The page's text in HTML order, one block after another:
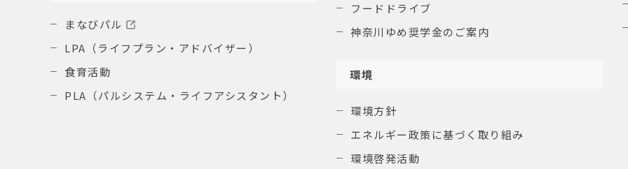
まなびパル
LPA（ライフプラン・アドバイザー）
食育活動
PLA（パルシステム・ライフアシスタント）
フードドライブ
神奈川ゆめ奨学金のご案内
環境
環境方針
エネルギー政策に基づく取り組み
環境啓発活動